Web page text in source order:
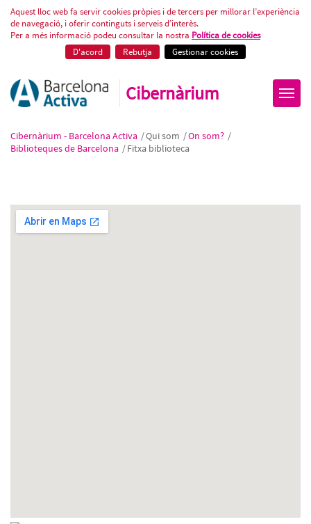
Fitxa biblioteca
Aquest lloc web fa servir cookies pròpies i de tercers per millorar l’experiència
de navegació, i oferir continguts i serveis d’interès.
Per a més informació podeu consultar la nostra Política de cookies
D'acord
Rebutja Gestionar cookies
Cibernàrium
Cibernàrium - Barcelona Activa /Qui som /On som? /
Biblioteques de Barcelona /Fitxa biblioteca